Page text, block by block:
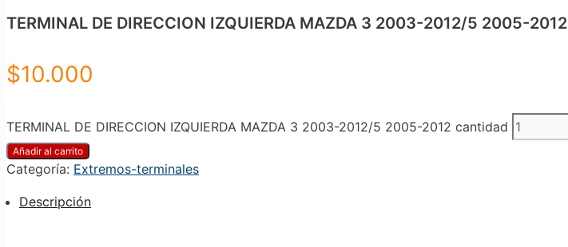
TERMINAL DE DIRECCION IZQUIERDA MAZDA 3 2003-2012/5 2005-2012
$10.000
TERMINAL DE DIRECCION IZQUIERDA MAZDA 3 2003-2012/5 2005-2012 cantidad
Añadir al carrito
Categoría: Extremos-terminales
Descripción